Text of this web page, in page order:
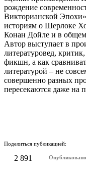
рождение
Викторианской
историям о Шерлоке
Конан Дойле и в
Автор выступает в
литературовед,
фикшн, а как
литературой – не
совершенно разных
пересекаются даже на
Поделиться публикацией:
2 891 Опубликовано